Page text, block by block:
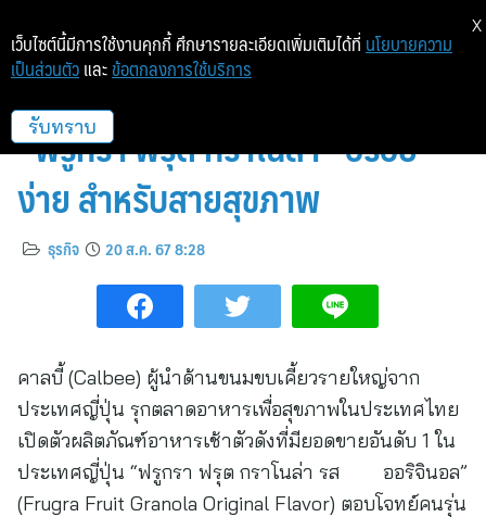
คาลบี้ ลุยตลาดอาหารเช้า เปิดตัว
“ฟรูกรา ฟรุต กราโนล่า” อร่อย
ง่าย สำหรับสายสุขภาพ
ธุรกิจ 20 ส.ค. 67 8:28
คาลบี้ (Calbee) ผู้นำด้านขนมขบเคี้ยวรายใหญ่จาก
ประเทศญี่ปุ่น รุกตลาดอาหารเพื่อสุขภาพในประเทศไทย
เปิดตัวผลิตภัณฑ์อาหารเช้าตัวดังที่มียอดขายอันดับ 1 ใน
ประเทศญี่ปุ่น “ฟรูกรา ฟรุต กราโนล่า รส ออริจินอล”
(Frugra Fruit Granola Original Flavor) ตอบโจทย์คนรุ่น
เว็บไซต์นี้มีการใช้งานคุกกี้ ศึกษารายละเอียดเพิ่มเติมได้ที่ นโยบายความ
เป็นส่วนตัว และ ข้อตกลงการใช้บริการ
รับทราบ
X